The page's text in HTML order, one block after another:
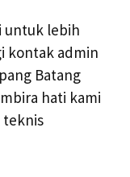
untuk lebih
kontak admin
Batang
hati kami
teknis